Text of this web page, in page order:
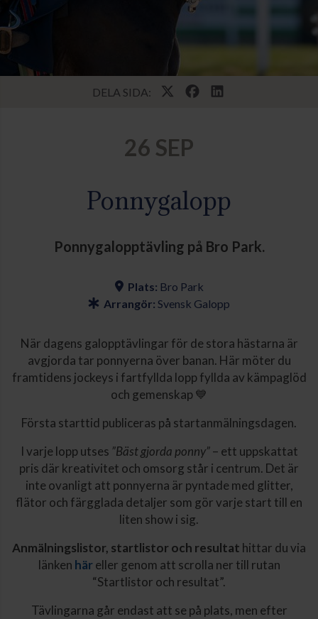
DELA SIDA:
26 SEP
Ponnygalopp
Ponnygalopptävling på Bro Park.
Plats: Bro Park
Arrangör: Svensk Galopp
När dagens galopptävlingar för de stora hästarna är
avgjorda tar ponnyerna över banan. Här möter du
framtidens jockeys i fartfyllda lopp fyllda av kämpaglöd
och gemenskap 💙
Första starttid publiceras på startanmälningsdagen.
I varje lopp utses ”Bäst gjorda ponny”– ett uppskattat
pris där kreativitet och omsorg står i centrum. Det är
inte ovanligt att ponnyerna är pyntade med glitter,
flätor och färgglada detaljer som gör varje start till en
liten show i sig.
Anmälningslistor, startlistor och resultat hittar du via
länken häreller genom att scrolla ner till rutan
“Startlistor och resultat”.
Tävlingarna går endast att se på plats, men efter